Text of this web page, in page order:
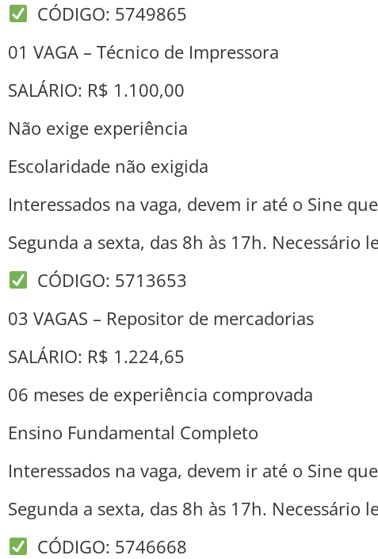
CÓDIGO: 5749865
01 VAGA – Técnico de Impressora
SALÁRIO: R$ 1.100,00
Não exige experiência
Escolaridade não exigida
Interessados na vaga, devem ir até o Sine
Segunda a sexta, das 8h às 17h. Necessário
CÓDIGO: 5713653
03 VAGAS – Repositor de mercadorias
SALÁRIO: R$ 1.224,65
06 meses de experiência comprovada
Ensino Fundamental Completo
Interessados na vaga, devem ir até o Sine
Segunda a sexta, das 8h às 17h. Necessário
CÓDIGO: 5746668